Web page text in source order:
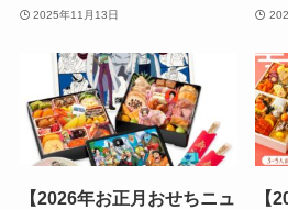
2025年11月13日
【2026年お正月おせちニュ
【